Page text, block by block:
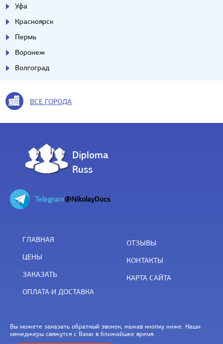
Уфа
Красноярск
Пермь
Воронеж
Волгоград
ВСЕ ГОРОДА
Diploma
Russ
Telegram@NikolayDocs
ГЛАВНАЯ
ЦЕНЫ
ЗАКАЗАТЬ
ОПЛАТА И ДОСТАВКА
ОТЗЫВЫ
КОНТАКТЫ
КАРТА САЙТА
Вы можете заказать обратный звонок, нажав кнопку ниже. Наши
менеджеры свяжутся с Вами в ближайшее время.